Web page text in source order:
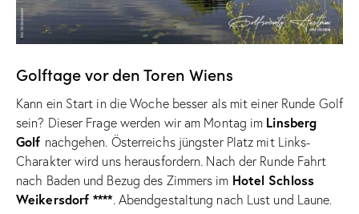
Golftage vor den Toren Wiens
Kann ein Start in die Woche besser als mit einer Runde Golf
sein? Dieser Frage werden wir am Montag im Linsberg
Golf nachgehen. Österreichs jüngster Platz mit Links-
Charakter wird uns herausfordern. Nach der Runde Fahrt
nach Baden und Bezug des Zimmers im Hotel Schloss
Weikersdorf ****. Abendgestaltung nach Lust und Laune.